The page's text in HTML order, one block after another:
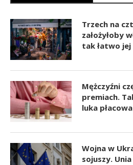
Trzech na
założyłoby
tak łatwo jej
Mężczyźni
premiach.
luka płacowa
Wojna w
sojuszy.